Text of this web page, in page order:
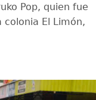
Pop, quien fue
colonia El Limón,